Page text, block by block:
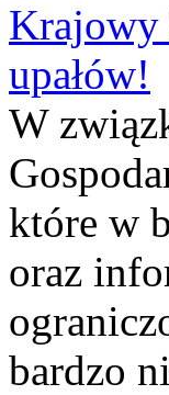
Krajowy
upałów!
W
które w
oraz
bardzo